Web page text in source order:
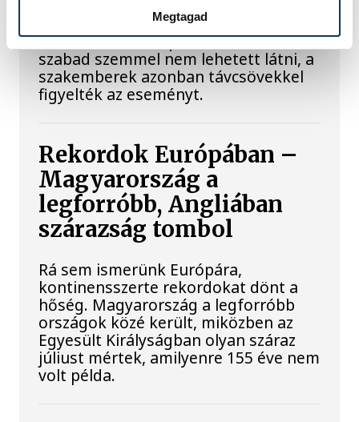
Megtagad
egyik Falcon–9 rakétájának felső
fokozata. A becsapódást a Földről
szabad szemmel nem lehetett látni, a
szakemberek azonban távcsövekkel
figyelték az eseményt.
Rekordok Európában –
Magyarország a
legforróbb, Angliában
szárazság tombol
Rá sem ismerünk Európára,
kontinensszerte rekordokat dönt a
hőség. Magyarország a legforróbb
országok közé került, miközben az
Egyesült Királyságban olyan száraz
júliust mértek, amilyenre 155 éve nem
volt példa.